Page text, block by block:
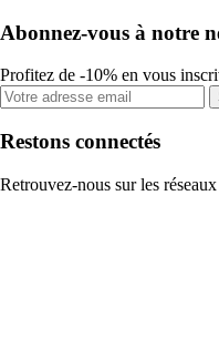
Abonnez-vous à notre
Profitez de -10% en vous
Restons connectés
Retrouvez-nous sur les